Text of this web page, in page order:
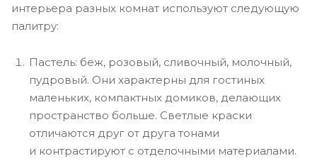
интерьера разных комнат используют следующую
палитру:
Пастель: беж, розовый, сливочный, молочный,
пудровый. Они характерны для гостиных
маленьких, компактных домиков, делающих
пространство больше. Светлые краски
отличаются друг от друга тонами
и контрастируют с отделочными материалами.